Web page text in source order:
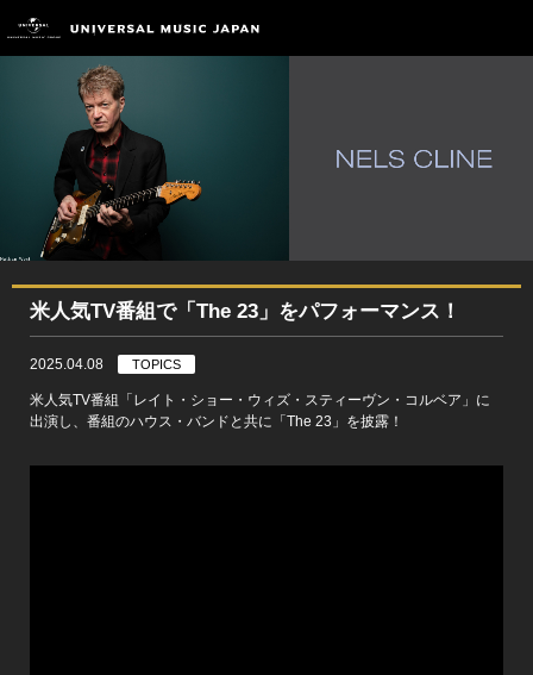
米人気TV番組で「The 23」をパフォーマンス！
2025.04.08 TOPICS
米人気TV番組「レイト・ショー・ウィズ・スティーヴン・コルベア」に
出演し、番組のハウス・バンドと共に「The 23」を披露！